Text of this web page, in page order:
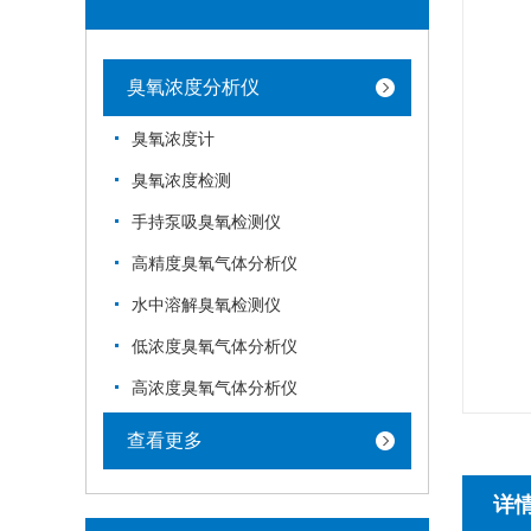
臭氧浓度分析仪
臭氧浓度计
臭氧浓度检测
手持泵吸臭氧检测仪
高精度臭氧气体分析仪
水中溶解臭氧检测仪
低浓度臭氧气体分析仪
高浓度臭氧气体分析仪
查看更多
详